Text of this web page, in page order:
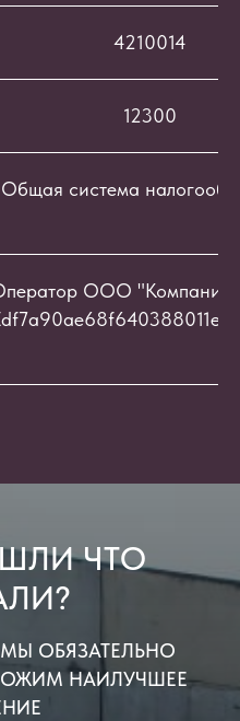
4210014
12300
Общая система
ООО "Компания
ЧТО
ОБЯЗАТЕЛЬНО
НАИЛУЧШЕЕ